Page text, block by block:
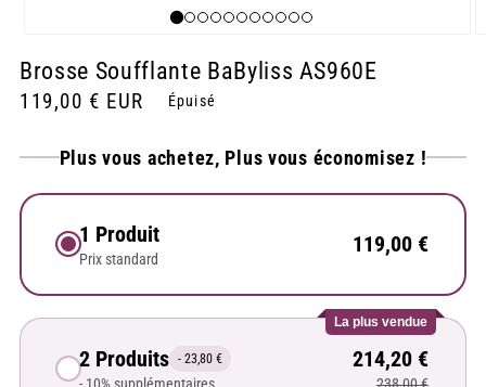
média
1
dans
modale
Brosse Soufflante BaByliss AS960E
Prix
119,00 € EUR Épuisé
Plus vous achetez, Plus vous économisez !
1 Produit
Prix standard
119,00 €
La plus vendue
2 Produits - 23,80 € 214,20 €